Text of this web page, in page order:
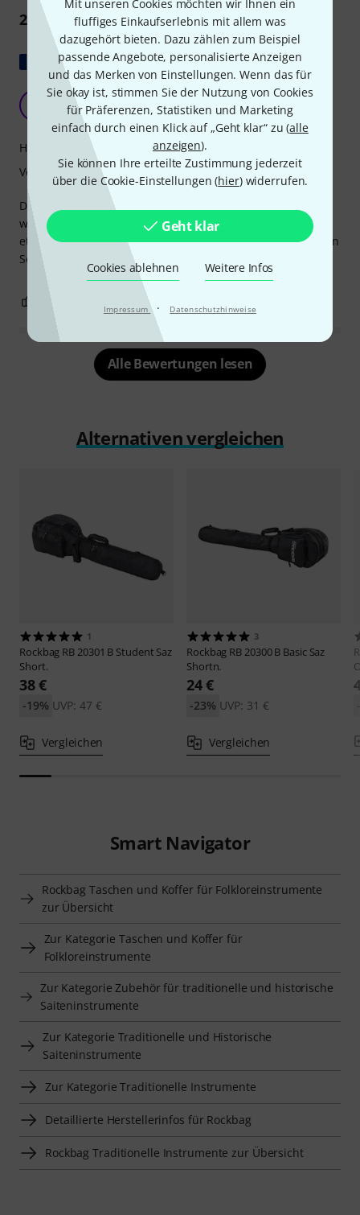
Mit unseren Cookies möchten wir Ihnen ein
fluffiges Einkaufserlebnis mit allem was
dazugehört bieten. Dazu zählen zum Beispiel
passende Angebote, personalisierte Anzeigen
und das Merken von Einstellungen. Wenn das für
Sie okay ist, stimmen Sie der Nutzung von Cookies
für Präferenzen, Statistiken und Marketing
einfach durch einen Klick auf „Geht klar“ zu (alle
anzeigen).
Sie können Ihre erteilte Zustimmung jederzeit
über die Cookie-Einstellungen (hier) widerrufen.
Geht klar
Cookies ablehnen Weitere Infos
Impressum · Datenschutzhinweise
2Rezensionen
Original zeigen
Preis-Leistungs-Verhältnis
Baglamiste 18.06.2023
Die Tasche ist aus minderwertigen Materialien gefertigt,
was dem attraktiven Preis entspricht. Der Riemen ist nach
etwa zwanzig Anwendungen gerissen... Für einen günstigen
Schutz beim ungefährlichen Transport ok, mehr nicht!
Handling
Verarbeitung
BEWERTUNG MELDEN
Alle Bewertungen lesen
Alternativen vergleichen
1
Rockbag RB 20301 B Student Saz
Short.
38 €
UVP: 47 €
-19%
Vergleichen
3
Rockbag RB 20300 B Basic Saz
Shortn.
24 €
UVP: 31 €
-23%
Vergleichen
Smart Navigator
Rockbag Taschen und Koffer für Folkloreinstrumente
zur Übersicht
Zur Kategorie Taschen und Koffer für
Folkloreinstrumente
Zur Kategorie Zubehör für traditionelle und historische
Saiteninstrumente
Zur Kategorie Traditionelle und Historische
Saiteninstrumente
Zur Kategorie Traditionelle Instrumente
Detaillierte Herstellerinfos für Rockbag
Rockbag Traditionelle Instrumente zur Übersicht